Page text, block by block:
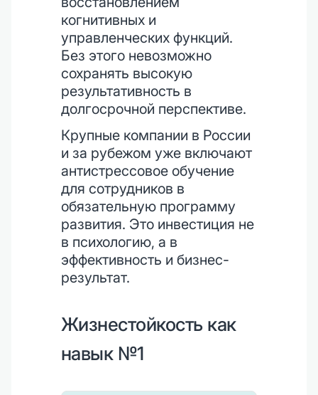
когнитивных и
управленческих функций.
Без этого невозможно
сохранять высокую
результативность в
долгосрочной перспективе.
Крупные компании в России
и за рубежом уже включают
антистрессовое обучение
для сотрудников в
обязательную программу
развития. Это инвестиция не
в психологию, а в
эффективность и бизнес-
результат.
Жизнестойкость как
навык №1